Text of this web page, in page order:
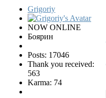
Grigoriy
NOW ONLINE
Боярин
Posts: 17046
Thank you received:
563
Karma: 74